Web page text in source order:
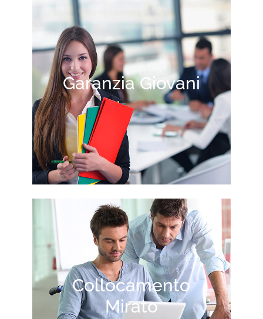
Garanzia Giovani
Collocamento
Mirato